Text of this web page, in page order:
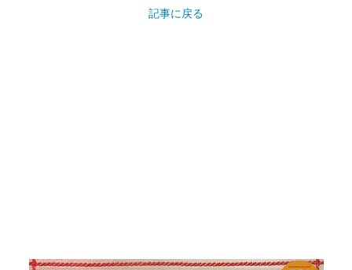
記事に戻る